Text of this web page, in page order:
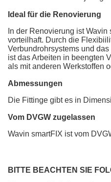
Ideal für die Renovierung
In der Renovierung ist
vorteilhaft. Durch die
Verbundrohrsystems und
ist das Arbeiten in beengten
als mit anderen Werkstoffen
Abmessungen
Die Fittinge gibt es in
Vom DVGW zugelassen
Wavin smartFIX ist vom
BITTE BEACHTEN SIE